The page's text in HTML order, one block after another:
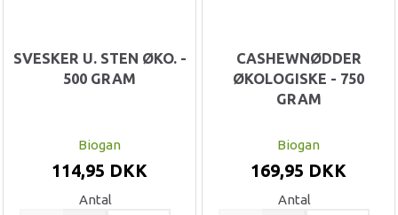
SVESKER U. STEN ØKO. -
500 GRAM
Biogan
114,95 DKK
Antal
CASHEWNØDDER
ØKOLOGISKE - 750
GRAM
Biogan
169,95 DKK
Antal